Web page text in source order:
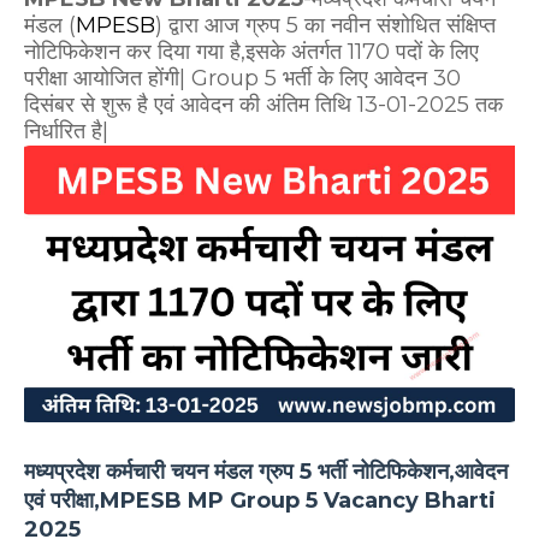
मंडल (MPESB) द्वारा आज ग्रुप 5 का नवीन संशोधित संक्षिप्त
नोटिफिकेशन कर दिया गया है,इसके अंतर्गत 1170 पदों के लिए
परीक्षा आयोजित होंगी| Group 5 भर्ती के लिए आवेदन 30
दिसंबर से शुरू है एवं आवेदन की अंतिम तिथि 13-01-2025 तक
निर्धारित है|
मध्यप्रदेश कर्मचारी चयन मंडल ग्रुप 5 भर्ती नोटिफिकेशन,आवेदन
एवं परीक्षा,MPESB MP Group 5 Vacancy Bharti
2025